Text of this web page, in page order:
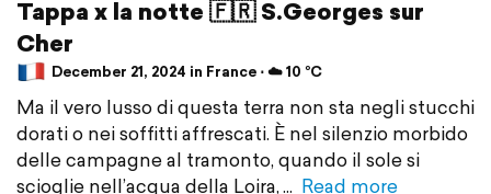
Tappa x la notte 🇫🇷 S.Georges sur
Cher
December 21, 2024 in France ⋅ ☁️ 10 °C
Ma il vero lusso di questa terra non sta negli stucchi
dorati o nei soffitti affrescati. È nel silenzio morbido
delle campagne al tramonto, quando il sole si
scioglie nell’acqua della Loira,
Read more